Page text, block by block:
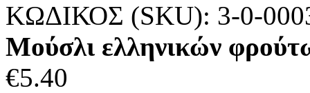
ΚΩΔΙΚΟΣ (SKU): 3-0-
Μούσλι ελληνικών
€5.40